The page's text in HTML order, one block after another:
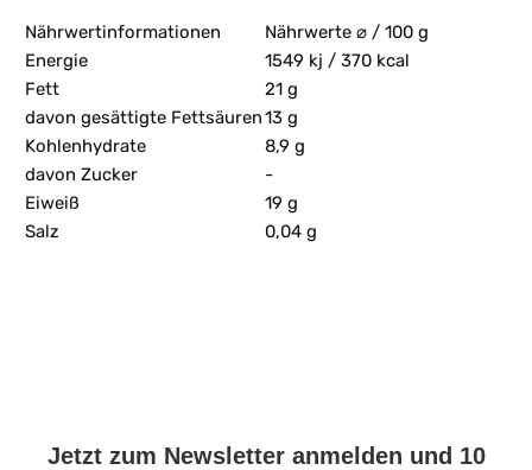
Nährwertinformationen
Nährwerte ⌀ / 100 g
Energie
1549 kj / 370 kcal
Fett
21 g
davon gesättigte Fettsäuren13 g
Kohlenhydrate
8,9 g
davon Zucker
-
Eiweiß
19 g
Salz
0,04 g
Jetzt zum Newsletter anmelden und 10